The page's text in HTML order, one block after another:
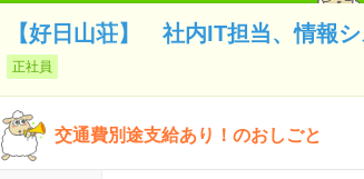
【好日山荘】 社内IT担当、情報
正社員
交通費別途支給あり！のおしごと